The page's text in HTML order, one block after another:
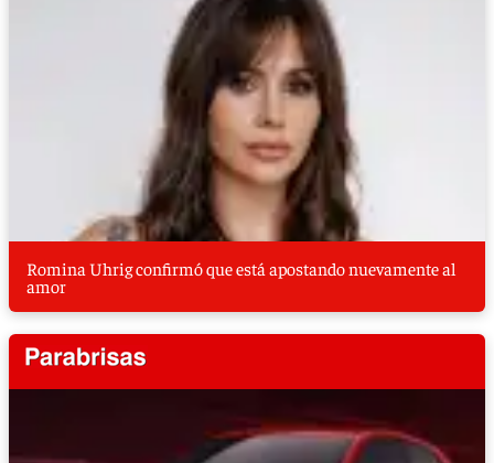
Romina Uhrig confirmó que está apostando nuevamente al
amor